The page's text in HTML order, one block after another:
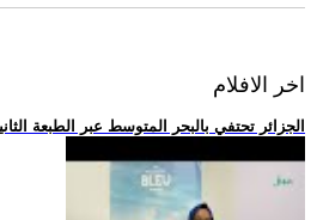
اخر الافلام
.. الجزائر تحتفي بالبحر المتوسط عبر الطبعة